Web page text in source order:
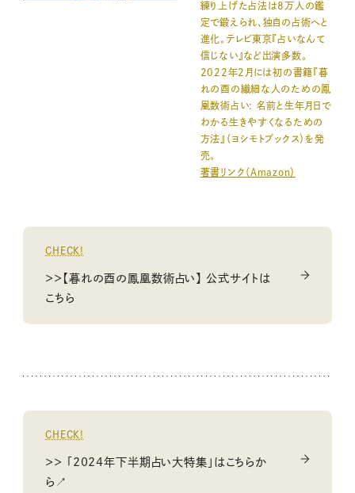
練り上げた占法は8万人の鑑
定で鍛えられ、独自の占術へと
進化。テレビ東京『占いなんて
信じない』など出演多数。
2022年2月には初の書籍『暮
れの酉の繊細な人のための鳳
凰数術占い: 名前と生年月日で
わかる生きやすくなるための
方法』（ヨシモトブックス）を発
売。
著書リンク（Amazon）
CHECK!
＞＞【暮れの酉の鳳凰数術占い】 公式サイトは
こちら
CHECK!
＞＞ 「2024年下半期占い大特集」はこちらか
ら↗